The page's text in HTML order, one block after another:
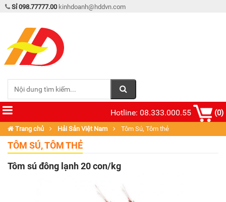
Sỉ 098.77777.00 kinhdoanh@hddvn.com
Hotline: 08.333.000.55 (0)
Trang chủ Hải Sản Việt Nam Tôm Sú, Tôm thẻ
TÔM SÚ, TÔM THẺ
Tôm sú đông lạnh 20 con/kg